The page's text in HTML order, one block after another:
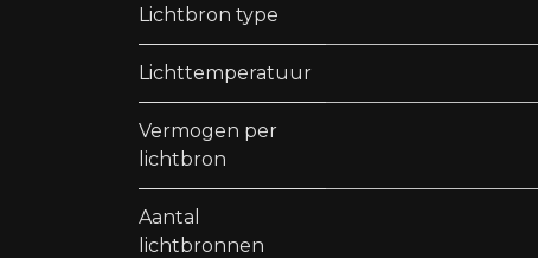
Lichtbron type
Lichttemperatuur
Vermogen per
lichtbron
Aantal
lichtbronnen